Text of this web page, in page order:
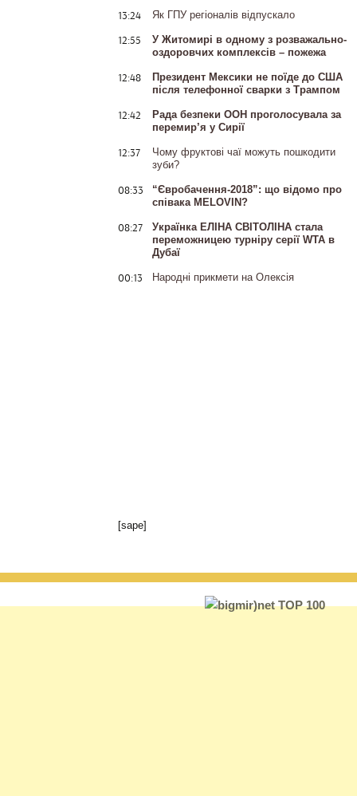
13:24 Як ГПУ регіоналів відпускало
12:55
У Житомирі в одному з розважально-
оздоровчих комплексів – пожежа
12:48
Президент Мексики не поїде до США
після телефонної сварки з Трампом
12:42
Рада безпеки ООН проголосувала за
перемир’я у Сирії
12:37
Чому фруктові чаї можуть пошкодити
зуби?
08:33
“Євробачення-2018”: що відомо про
співака MELOVIN?
08:27
Українка ЕЛІНА СВІТОЛІНА стала
переможницею турніру серії WTA в
Дубаї
00:13 Народні прикмети на Олексія
[sape]